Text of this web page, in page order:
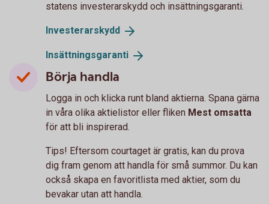
statens investerarskydd och insättningsgaranti.
Investerarskydd
Insättningsgaranti
Börja handla
Logga in och klicka runt bland aktierna. Spana gärna
in våra olika aktielistor eller fliken Mest omsatta
för att bli inspirerad.
Tips! Eftersom courtaget är gratis, kan du prova
dig fram genom att handla för små summor. Du kan
också skapa en favoritlista med aktier, som du
bevakar utan att handla.